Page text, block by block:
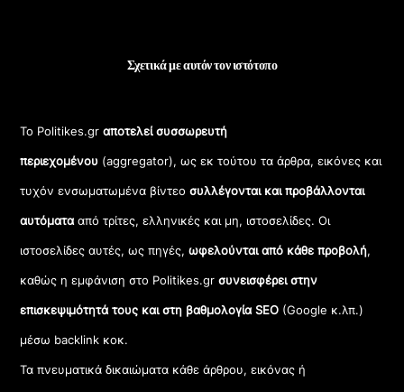
Σχετικά με αυτόν τον ιστότοπο
Το Politikes.grαποτελεί συσσωρευτή
περιεχομένου (aggregator), ως εκ τούτου τα άρθρα, εικόνες και
τυχόν ενσωματωμένα βίντεοσυλλέγονται και προβάλλονται
αυτόματααπό τρίτες, ελληνικές και μη, ιστοσελίδες. Οι
ιστοσελίδες αυτές, ως πηγές,ωφελούνται από κάθε προβολή,
καθώς η εμφάνιση στο Politikes.gr συνεισφέρει στην
επισκεψιμότητά τους και στη βαθμολογία SEO (Google κ.λπ.)
μέσω backlink κοκ.
Τα πνευματικά δικαιώματα κάθε άρθρου, εικόνας ή